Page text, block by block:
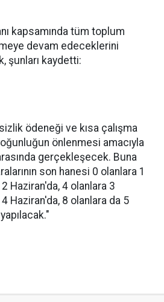
kapsamında tüm toplum
devam edeceklerini
şunları kaydetti:
ödeneği ve kısa çalışma
önlenmesi amacıyla
gerçekleşecek. Buna
son hanesi 0 olanlara 1
Haziran'da, 4 olanlara 3
Haziran'da, 8 olanlara da 5